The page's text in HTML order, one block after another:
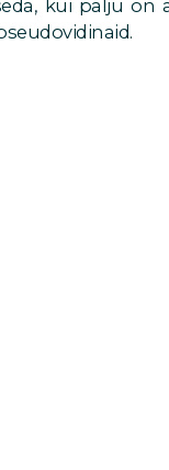
kui palju on